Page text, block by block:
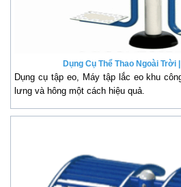
Dụng Cụ Thể Thao Ngoài Trời
Dụng cụ tập eo, Máy tập lắc eo khu
lưng và hông một cách hiệu quả.